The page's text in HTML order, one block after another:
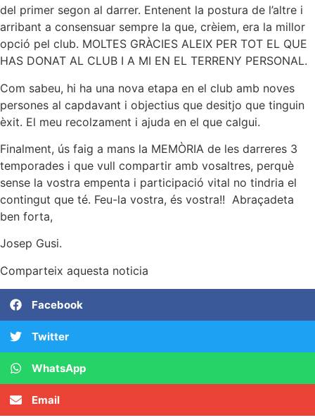
del primer segon al darrer. Entenent la postura de l’altre i
arribant a consensuar sempre la que, crèiem, era la millor
opció pel club. MOLTES GRÀCIES ALEIX PER TOT EL QUE
HAS DONAT AL CLUB I A MI EN EL TERRENY PERSONAL.
Com sabeu, hi ha una nova etapa en el club amb noves
persones al capdavant i objectius que desitjo que tinguin
èxit. El meu recolzament i ajuda en el que calgui.
Finalment, ús faig a mans la MEMÒRIA de les darreres 3
temporades i que vull compartir amb vosaltres, perquè
sense la vostra empenta i participació vital no tindria el
contingut que té. Feu-la vostra, és vostra!! Abraçadeta
ben forta,
Josep Gusi.
Comparteix aquesta noticia
Facebook
Twitter
WhatsApp
Email